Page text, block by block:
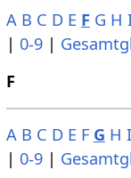
A B C D E F G H
| 0-9|
F
A B C D E F G H I
| 0-9|